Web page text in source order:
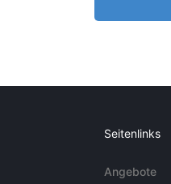
Seitenlinks
Angebote